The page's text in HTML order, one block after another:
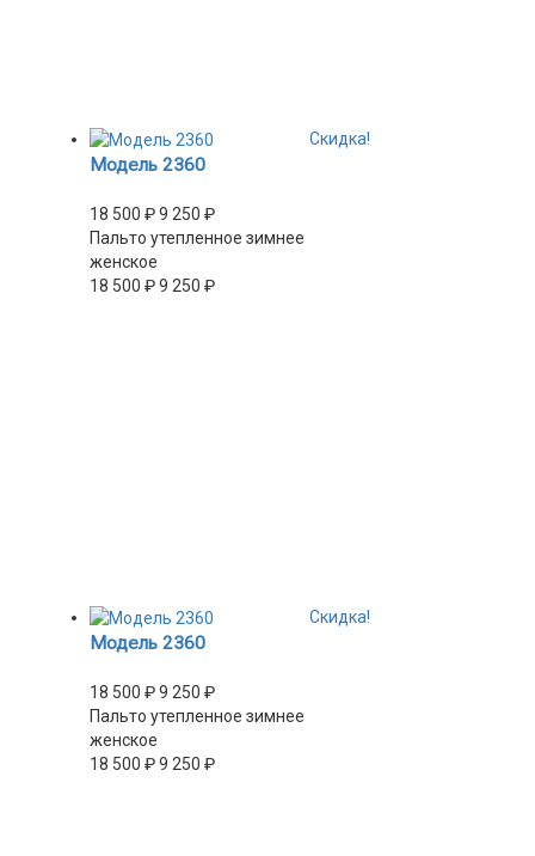
Скидка!
Модель 2360
18 500 ₽9 250 ₽
Пальто утепленное зимнее
женское
18 500 ₽9 250 ₽
Скидка!
Модель 2360
18 500 ₽9 250 ₽
Пальто утепленное зимнее
женское
18 500 ₽9 250 ₽